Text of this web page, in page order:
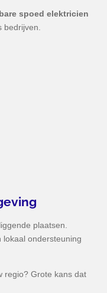
spoed elektricien
bedrijven.
plaatsen.
lokaal ondersteuning
regio? Grote kans dat